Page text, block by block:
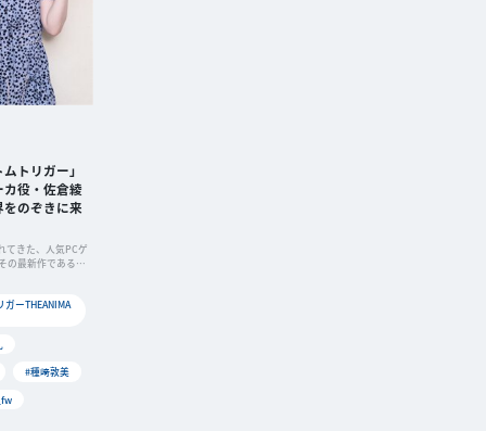
トリガー」
役・佐倉綾
のぞきに来
てきた、人気PCゲ
の最新作である
ーTHEANIMA
#種﨑敦美